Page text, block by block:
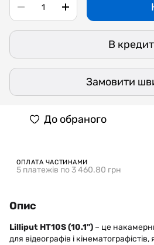
В кредит
Замовити
До обраного
ОПЛАТА ЧАСТИНАМИ
5 платежів по 3 460.80 грн
Опис
Lilliput HT10S (10.1") – це
для відеографів і